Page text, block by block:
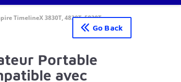
TimelineX 3830T, 4830T, 5830T
Go Back
Portable
avec